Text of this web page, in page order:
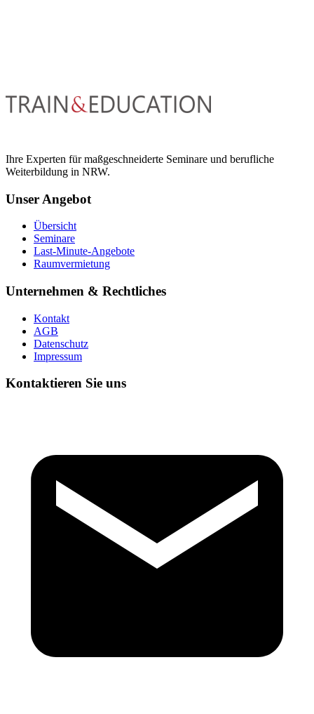
Ihre Experten für maßgeschneiderte Seminare und berufliche
Weiterbildung in NRW.
Unser Angebot
Übersicht
Seminare
Last-Minute-Angebote
Raumvermietung
Unternehmen & Rechtliches
Kontakt
AGB
Datenschutz
Impressum
Kontaktieren Sie uns